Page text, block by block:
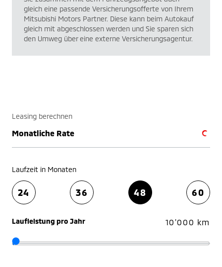
gleich eine passende Versicherungsofferte von Ihrem
Mitsubishi Motors Partner. Diese kann beim Autokauf
gleich mit abgeschlossen werden und Sie sparen sich
den Umweg über eine externe Versicherungsagentur.
Leasing berechnen
Monatliche Rate
Laufzeit in Monaten
24 36 48 60
Laufleistung pro Jahr 10'000 km